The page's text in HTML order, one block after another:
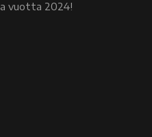
vuotta 2024!